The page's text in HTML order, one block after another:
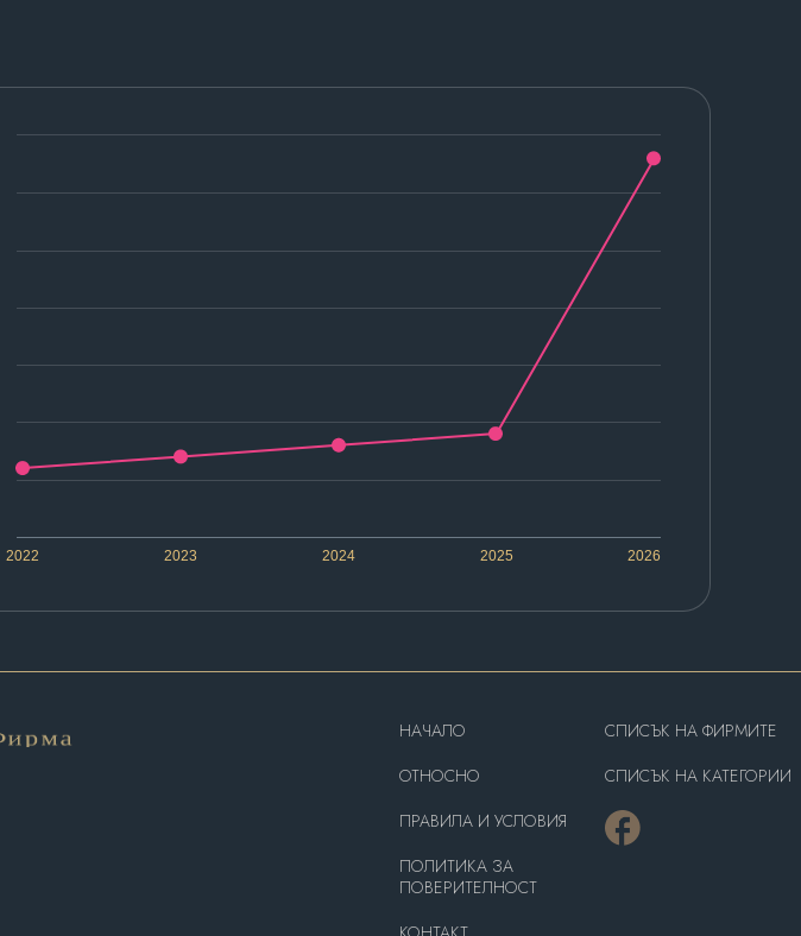
2022 2023 2024 2025 2026
HAЧАЛО
OТНОСНО
ПРАВИЛА И УСЛОВИЯ
ПОЛИТИКА ЗА
ПОВЕРИТЕЛНОСТ
СПИСЪК НА ФИРМИТЕ
СПИСЪК НА КАТЕГОРИИ